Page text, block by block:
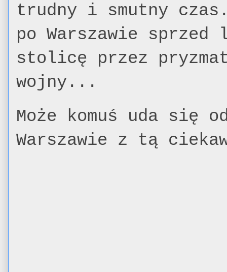
trudny i smutny czas.
po Warszawie
stolicę przez
wojny...
Może komuś uda się
Warszawie z tą